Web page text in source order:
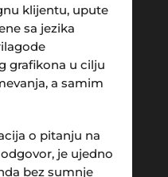
klijentu, upute
sa jezika
grafikona u cilju
a samim
o pitanju na
je ujedno
bez sumnje